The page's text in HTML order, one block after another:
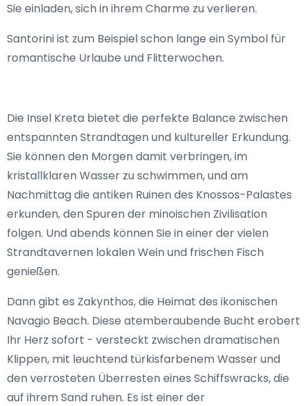
Sie einladen, sich in ihrem Charme zu verlieren.
Santorini ist zum Beispiel schon lange ein Symbol für
romantische Urlaube und Flitterwochen.
Die Insel Kreta bietet die perfekte Balance zwischen
entspannten Strandtagen und kultureller Erkundung.
Sie können den Morgen damit verbringen, im
kristallklaren Wasser zu schwimmen, und am
Nachmittag die antiken Ruinen des Knossos-Palastes
erkunden, den Spuren der minoischen Zivilisation
folgen. Und abends können Sie in einer der vielen
Strandtavernen lokalen Wein und frischen Fisch
genießen.
Dann gibt es Zakynthos, die Heimat des ikonischen
Navagio Beach. Diese atemberaubende Bucht erobert
Ihr Herz sofort - versteckt zwischen dramatischen
Klippen, mit leuchtend türkisfarbenem Wasser und
den verrosteten Überresten eines Schiffswracks, die
auf ihrem Sand ruhen. Es ist einer der